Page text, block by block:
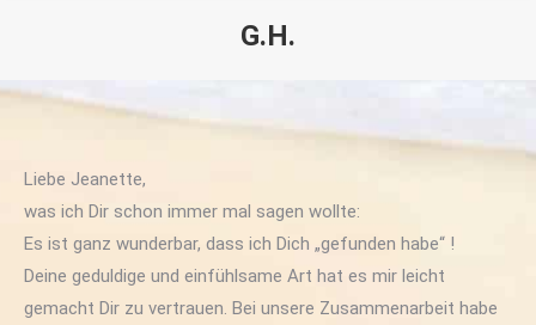
G.H.
Liebe Jeanette,
was ich Dir schon immer mal sagen wollte:
Es ist ganz wunderbar, dass ich Dich „gefunden habe“ !
Deine geduldige und einfühlsame Art hat es mir leicht
gemacht Dir zu vertrauen. Bei unsere Zusammenarbeit habe